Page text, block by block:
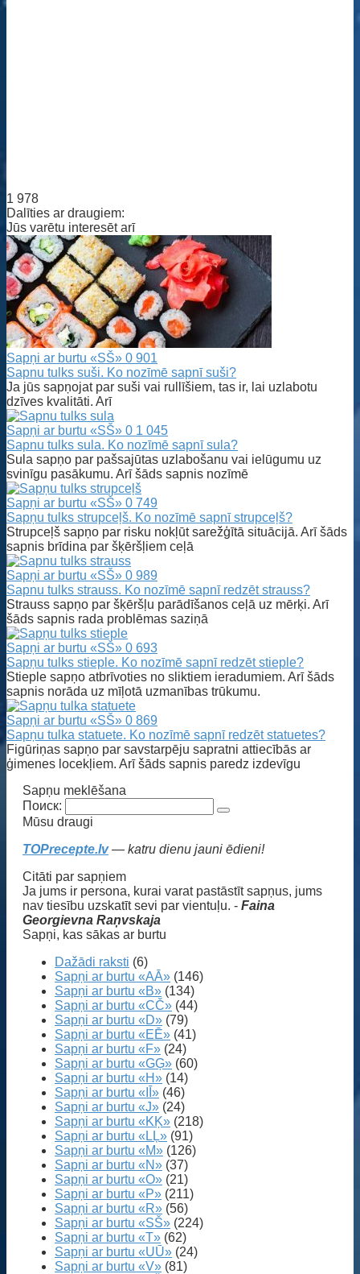
1 978
Dalīties ar draugiem:
Jūs varētu interesēt arī
Sapņi ar burtu «SŠ» 0 901
Sapnu tulks suši. Ko nozīmē sapnī suši?
Ja jūs sapņojat par suši vai rullīšiem, tas ir, lai uzlabotu
dzīves kvalitāti. Arī
Sapņi ar burtu «SŠ» 0 1 045
Sapnu tulks sula. Ko nozīmē sapnī sula?
Sula sapņo par pašsajūtas uzlabošanu vai ielūgumu uz
svinīgu pasākumu. Arī šāds sapnis nozīmē
Sapņi ar burtu «SŠ» 0 749
Sapņu tulks strupceļš. Ko nozīmē sapnī strupceļš?
Strupceļš sapņo par risku nokļūt sarežģītā situācijā. Arī šāds
sapnis brīdina par šķēršļiem ceļā
Sapņi ar burtu «SŠ» 0 989
Sapnu tulks strauss. Ko nozīmē sapnī redzēt strauss?
Strauss sapņo par šķēršļu parādīšanos ceļā uz mērķi. Arī
šāds sapnis rada problēmas saziņā
Sapņi ar burtu «SŠ» 0 693
Sapņu tulks stieple. Ko nozīmē sapnī redzēt stieple?
Stieple sapņo atbrīvoties no sliktiem ieradumiem. Arī šāds
sapnis norāda uz mīļotā uzmanības trūkumu.
Sapņi ar burtu «SŠ» 0 869
Sapņu tulka statuete. Ko nozīmē sapnī redzēt statuetes?
Figūriņas sapņo par savstarpēju sapratni attiecībās ar
ģimenes locekļiem. Arī šāds sapnis paredz izdevīgu
Sapņu meklēšana
Поиск:
Mūsu draugi
TOPrecepte.lv— katru dienu jauni ēdieni!
Citāti par sapņiem
Ja jums ir persona, kurai varat pastāstīt sapņus, jums
nav tiesību uzskatīt sevi par vientuļu. - Faina
Georgievna Raņvskaja
Sapņi, kas sākas ar burtu
Dažādi raksti (6)
Sapņi ar burtu «AĀ» (146)
Sapņi ar burtu «B» (134)
Sapņi ar burtu «CČ» (44)
Sapņi ar burtu «D» (79)
Sapņi ar burtu «EĒ» (41)
Sapņi ar burtu «F» (24)
Sapņi ar burtu «GĢ» (60)
Sapņi ar burtu «H» (14)
Sapņi ar burtu «IĪ» (46)
Sapņi ar burtu «J» (24)
Sapņi ar burtu «KĶ» (218)
Sapņi ar burtu «LĻ» (91)
Sapņi ar burtu «M» (126)
Sapņi ar burtu «N» (37)
Sapņi ar burtu «O» (21)
Sapņi ar burtu «P» (211)
Sapņi ar burtu «R» (56)
Sapņi ar burtu «SŠ» (224)
Sapņi ar burtu «T» (62)
Sapņi ar burtu «UŪ» (24)
Sapņi ar burtu «V» (81)